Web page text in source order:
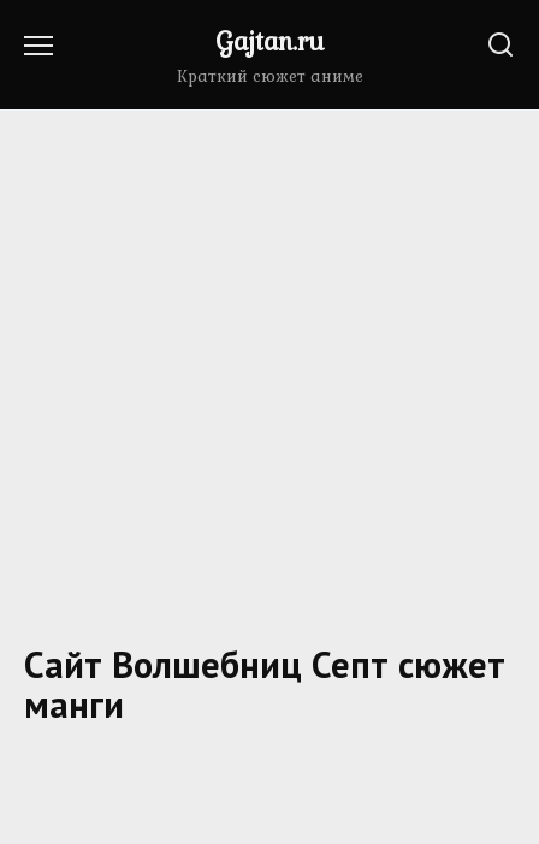
Gajtan.ru
Краткий сюжет аниме
Сайт Волшебниц Септ сюжет
манги